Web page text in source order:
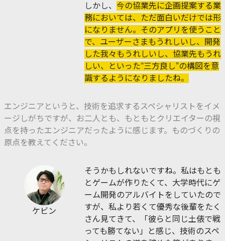
しかし、 今の協業先に企画提案する業
務においては、ただ面白いだけでは形
になりません。そのアプリを使うこと
で、ユーザーさまもうれしいし、開発
した我々もうれしいし、協業先もうれ
しい、といった“三方良し”の構図を意
識するようになりましたね。
エンジニアというと、技術を追求するスペシャリストをイメ
ージしがちですが、お二人とも、もともとクリエイターの視
点を持ったエンジニアだったように感じます。ものづくりの
原点を教えてください。
ケビン
そうかもしれないですね。私はもとも
とゲームが作りたくて、大学時代にゲ
ーム開発のアルバイトをしていたので
すが、私より若くて優秀な後輩をたく
さん見てきて、「彼らと同じ土俵で戦
っても勝てない」と感じ、技術のスペ